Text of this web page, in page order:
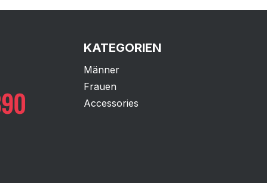
KATEGORIEN
Männer
Frauen
Accessories